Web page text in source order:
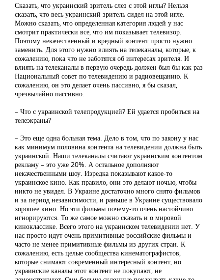
Сказать, что украинский зритель слез с этой иглы? Нельзя
сказать, что весь украинский зритель сидел на этой игле.
Можно сказать, что определенная категория людей у нас
смотрит практически все, что им показывает телевизор.
Поэтому некачественный и вредный контент просто нужно
заменить. Для этого нужно влиять на телеканалы, которые, к
сожалению, пока что не заботятся об интересах зрителя. И
влиять на телеканалы в первую очередь должен был бы как раз
Национальный совет по телевидению и радиовещанию. К
сожалению, он это делает очень пассивно, я бы сказал,
чрезвычайно пассивно.
– Что с украинской телепродукцией? Ей удается пробиться на
телеэкраны?
– Это еще одна больная тема. Дело в том, что по закону у нас
как минимум половина контента на телевидении должна быть
украинской. Наши телеканалы считают украинским контентом
рекламу – это уже 20%. А остальное дополняют
некачественными шоу. Изредка показывают какое-то
украинское кино. Как правило, они это делают ночью, чтобы
никто не увидел. В Украине достаточно много снято фильмов
и за период независимости, и раньше в Украине существовало
хорошее кино. Но эти фильмы почему-то очень настойчиво
игнорируются. То же самое можно сказать и о мировой
киноклассике. Всего этого на украинском телевидении нет. У
нас просто идут очень примитивные российские фильмы и
часто не менее примитивные фильмы из других стран. К
сожалению, есть целые сообщества кинематографистов,
которые снимают современный интересный контент, но
украинские каналы этот контент не покупают, не